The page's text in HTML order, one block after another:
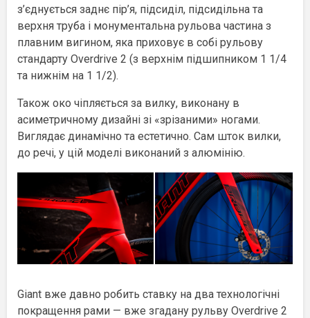
з’єднується заднє пір’я, підсиділ, підсидільна та
верхня труба і монументальна рульова частина з
плавним вигином, яка приховує в собі рульову
стандарту Overdrive 2 (з верхнім підшипником 1 1/4
та нижнім на 1 1/2).
Також око чіпляється за вилку, виконану в
асиметричному дизайні зі «зрізаними» ногами.
Виглядає динамічно та естетично. Сам шток вилки,
до речі, у цій моделі виконаний з алюмінію.
Giant вже давно робить ставку на два технологічні
покращення рами — вже згадану рульву Overdrive 2